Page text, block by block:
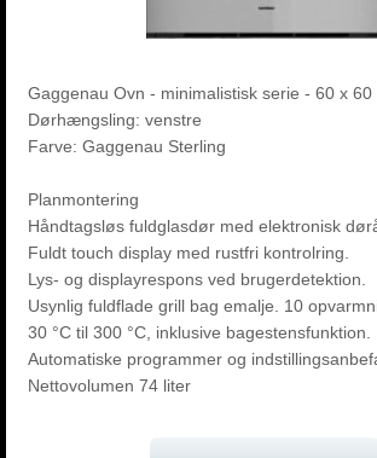
GaggenauOvn - minimalistisk serie - 60 x 60
Dørhængsling: venstre
Farve: Gaggenau Sterling
Planmontering
Håndtagsløs fuldglasdør med elektronisk
Fuldt touch display med rustfri kontrolring.
Lys- og displayrespons ved brugerdetektion.
Usynlig fuldflade grill bag emalje. 10
30 °C til 300 °C, inklusive bagestensfunktion.
Automatiske programmer og
Nettovolumen 74 liter